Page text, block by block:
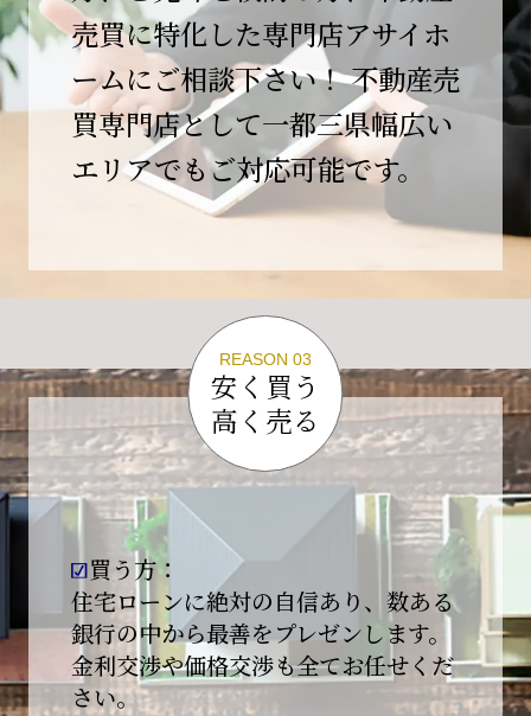
この節目を無事に迎えることができましたの
は、日頃よりご愛顧いただいているお客様、お
力添えをいただいている取引先の皆様、そして
支えてくださったすべての関係者の皆様のおか
げであり、心より深く感謝申し上げます。
10年という年月の中で、多くのご縁と学びをい
ただき、今日の当社があります。
しかしながら、10周年は通過点にすぎません。
る企業へと成長してまいります。
変化の激しい時代だからこそ、初心を忘れず、
挑戦を続け、社会に必要とされる存在であり続
けることをお約束いたします。
今後とも変わらぬご支援、ご指導を賜りますよ
う、何卒よろしくお願い申し上げます。
2026-01-09
【新年あけましておめでとうございます】
本日より始業いたしました。
昨年は多くのご縁とご支援をいただき、心より
売買に特化した専門店アサイホ
ームにご相談下さい！ 不動産売
買専門店として一都三県幅広い
エリアでもご対応可能です。
REASON 03
安く買う
高く売る
買う方：
住宅ローンに絶対の自信あり、数ある
銀行の中から最善をプレゼンします。
金利交渉や価格交渉も全てお任せくだ
さい。